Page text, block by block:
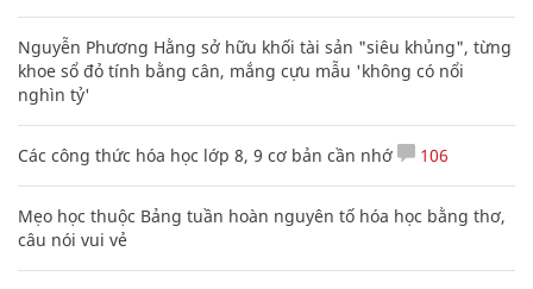
Nguyễn Phương Hằng sở hữu khối tài sản "siêu khủng", từng
khoe sổ đỏ tính bằng cân, mắng cựu mẫu 'không có nổi
nghìn tỷ'
Các công thức hóa học lớp 8, 9 cơ bản cần nhớ 106
Mẹo học thuộc Bảng tuần hoàn nguyên tố hóa học bằng thơ,
câu nói vui vẻ